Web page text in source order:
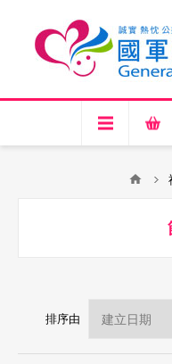
排序由